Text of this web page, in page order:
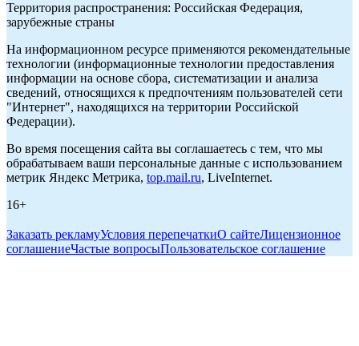
Территория распространения: Российская Федерация,
зарубежные страны
На информационном ресурсе применяются рекомендательные
технологии (информационные технологии предоставления
информации на основе сбора, систематизации и анализа
сведений, относящихся к предпочтениям пользователей сети
"Интернет", находящихся на территории Российской
Федерации).
Во время посещения сайта вы соглашаетесь с тем, что мы
обрабатываем ваши персональные данные с использованием
метрик Яндекс Метрика, top.mail.ru, LiveInternet.
16+
Заказать рекламуУсловия перепечаткиО сайтеЛицензионное
соглашениеЧастые вопросыПользовательское соглашение